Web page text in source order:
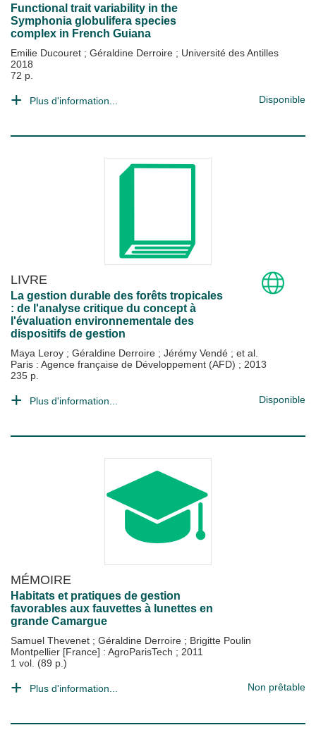
Functional trait variability in the
Symphonia globulifera species
complex in French Guiana
Emilie Ducouret ; Géraldine Derroire ; Université des Antilles
2018
72 p.
Plus d'information... Disponible
LIVRE
La gestion durable des forêts tropicales
: de l'analyse critique du concept à
l'évaluation environnementale des
dispositifs de gestion
Maya Leroy ; Géraldine Derroire ; Jérémy Vendé ; et al.
Paris : Agence française de Développement (AFD) ; 2013
235 p.
Plus d'information... Disponible
MÉMOIRE
Habitats et pratiques de gestion
favorables aux fauvettes à lunettes en
grande Camargue
Samuel Thevenet ; Géraldine Derroire ; Brigitte Poulin
Montpellier [France] : AgroParisTech ; 2011
1 vol. (89 p.)
Plus d'information... Non prêtable